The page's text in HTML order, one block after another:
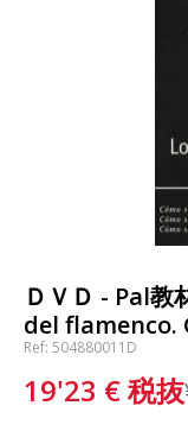
ＤＶＤ - Pal
del flamenco.
Ref: 504880011D
19'23 €税抜